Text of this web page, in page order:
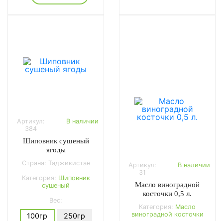
Артикул:
384
В наличии
Шиповник сушеный
ягоды
Страна: Таджикистан
Категория: Шиповник
сушеный
Вес:
100гр
250гр
Артикул:
31
В наличии
Масло виноградной
косточки 0,5 л.
Категория: Масло
виноградной косточки